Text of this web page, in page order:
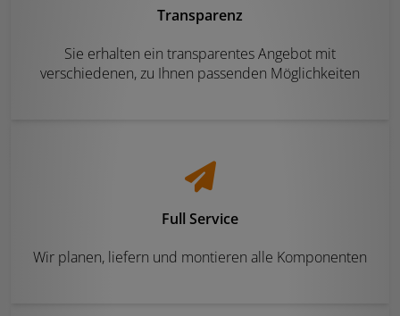
Transparenz
Sie erhalten ein transparentes Angebot mit
verschiedenen, zu Ihnen passenden Möglichkeiten
Full Service
Wir planen, liefern und montieren alle Komponenten